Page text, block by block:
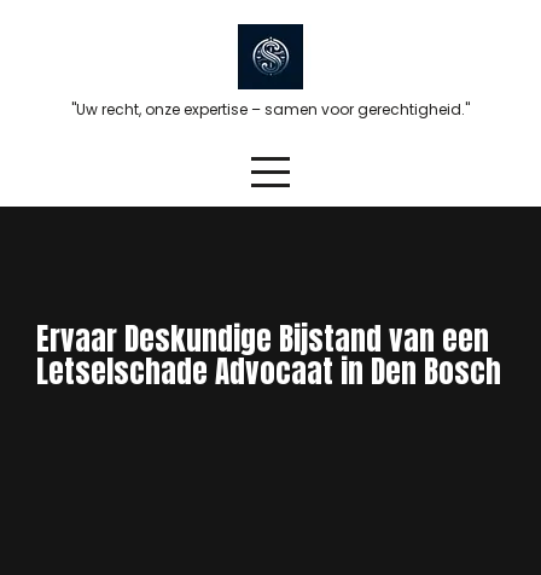
"Uw recht, onze expertise – samen voor gerechtigheid."
Ervaar Deskundige Bijstand van een
Letselschade Advocaat in Den Bosch